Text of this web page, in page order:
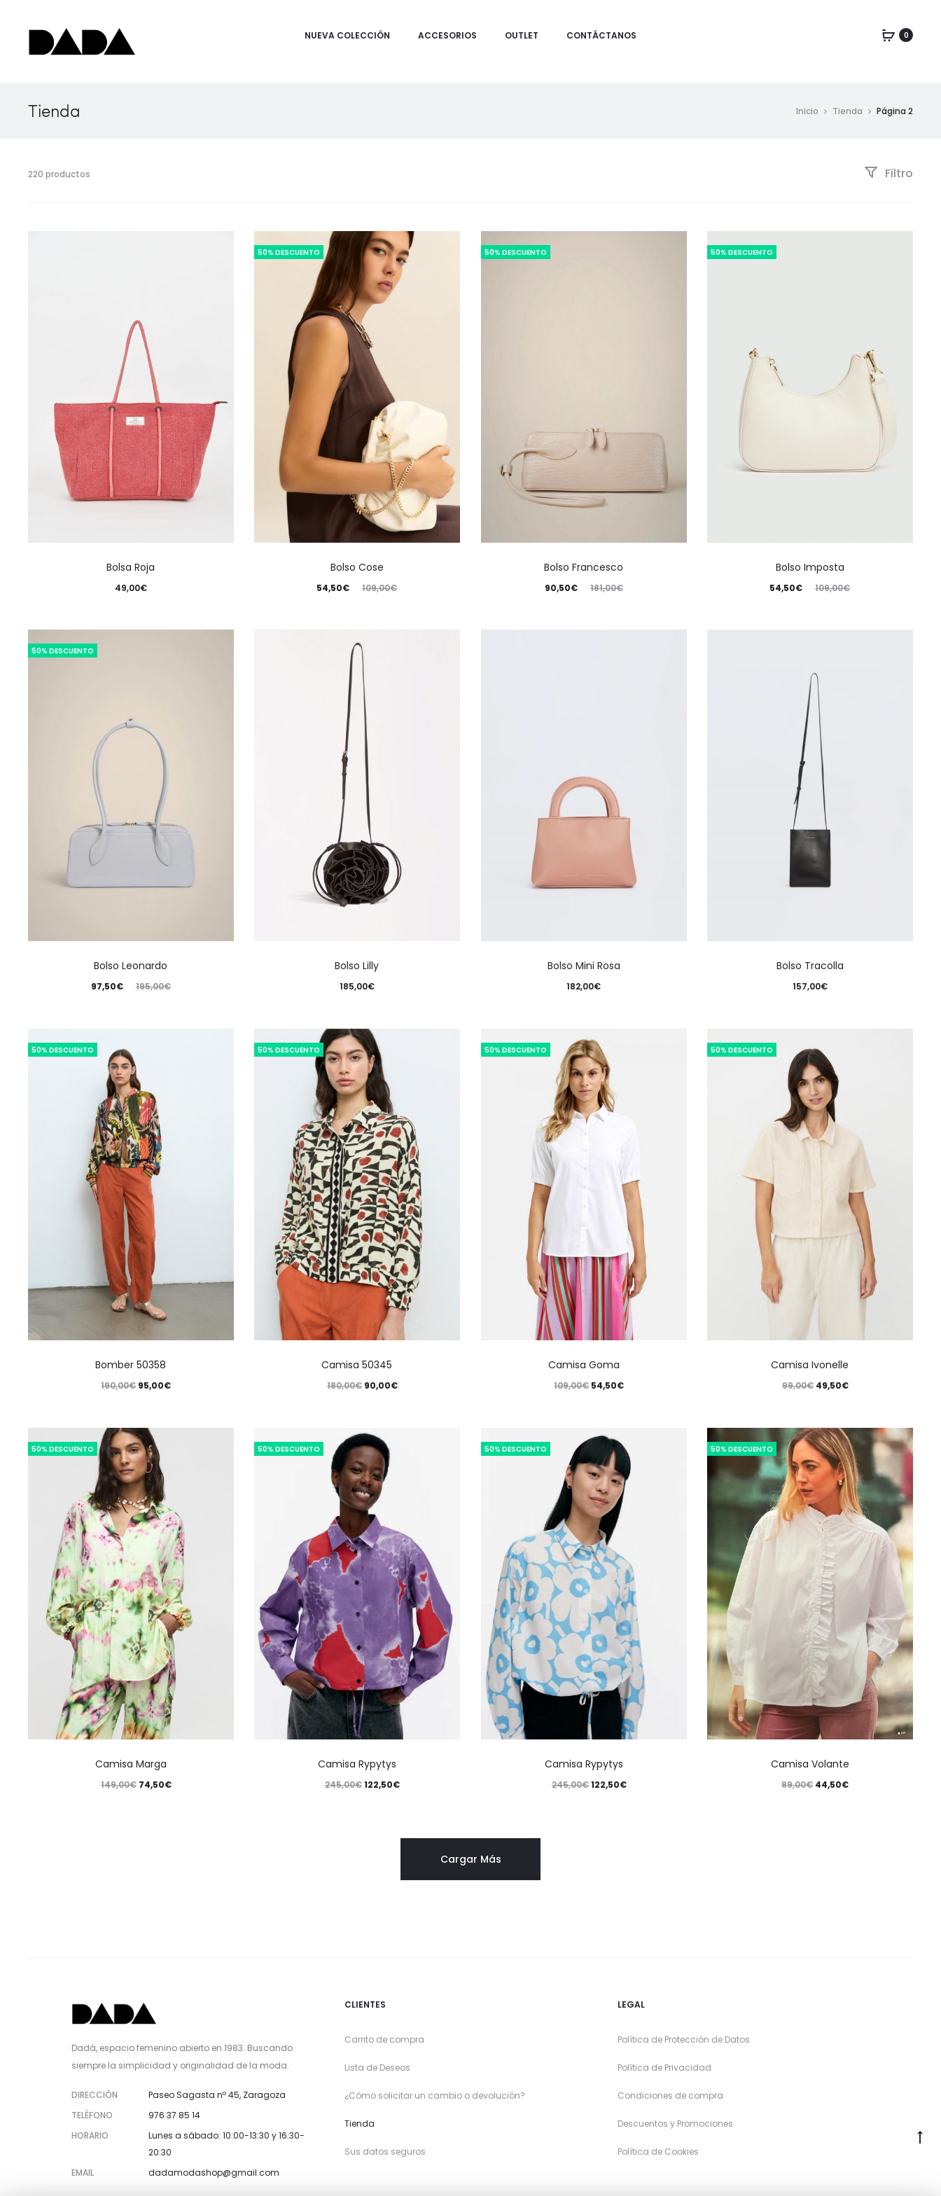
NUEVA COLECCIÓN ACCESORIOS OUTLET CONTÁCTANOS 0
Tienda Inicio Tienda Página 2
220 productos Filtro
Bolsa Roja
49,00€
50% DESCUENTO
Bolso Cose
109,00€
54,50€
50% DESCUENTO
Bolso Francesco
181,00€
90,50€
50% DESCUENTO
Bolso Imposta
109,00€
54,50€
50% DESCUENTO
Bolso Leonardo
195,00€
97,50€
Bolso Lilly
185,00€
Bolso Mini Rosa
182,00€
Bolso Tracolla
157,00€
50% DESCUENTO
Bomber 50358
190,00€ 95,00€
50% DESCUENTO
Camisa 50345
180,00€ 90,00€
50% DESCUENTO
Camisa Goma
109,00€ 54,50€
50% DESCUENTO
Camisa Ivonelle
99,00€ 49,50€
50% DESCUENTO
Camisa Marga
149,00€ 74,50€
50% DESCUENTO
Camisa Rypytys
245,00€122,50€
50% DESCUENTO
Camisa Rypytys
245,00€122,50€
50% DESCUENTO
Camisa Volante
89,00€ 44,50€
Cargar Más
Dadá, espacio femenino abierto en 1983. Buscando
siempre la simplicidad y originalidad de la moda.
DIRECCIÓN
Paseo Sagasta nº 45, Zaragoza
TELÉFONO
976 37 85 14
HORARIO
Lunes a sábado: 10:00-13:30 y 16:30-
20:30
EMAIL
dadamodashop@gmail.com
CLIENTES
Carrito de compra
Lista de Deseos
¿Cómo solicitar un cambio o devolución?
Tienda
Sus datos seguros
LEGAL
Política de Protección de Datos
Política de Privacidad
Condiciones de compra
Descuentos y Promociones
Política de Cookies